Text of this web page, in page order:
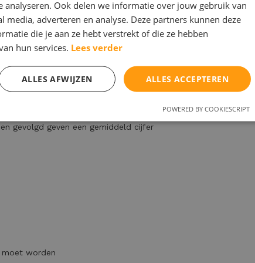
werken, tevens bedenken zij
werkwijzen
plannen als zeer waardevol en
vonden het een meerwaarde om te
maken (samen met je kind plannen)
gevolgd geven een gemiddeld cijfer
gevolgd geven een gemiddeld cijfer
moet worden
Al 40 jaar
analyseren. Ook delen we informatie over jouw gebruik van
media, adverteren en analyse. Deze partners kunnen deze
die je aan ze hebt verstrekt of die ze hebben
hun services. Lees verder
ALLES ACCEPTEREN
ALLES AFWIJZEN
POWERED BY COOKIESCRIPT